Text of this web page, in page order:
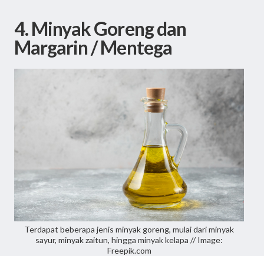
4. Minyak Goreng dan
Margarin / Mentega
Terdapat beberapa jenis minyak goreng, mulai dari minyak
sayur, minyak zaitun, hingga minyak kelapa // Image:
Freepik.com